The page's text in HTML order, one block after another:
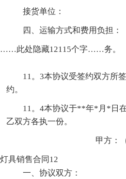
接货单位：
四、运输方式和费用负担：
……此处隐藏12115个字……务。
11。3本协议受签约双方所
约。
11。4本协议于**年*月*日
乙双方各执一份。
甲方：（
灯具销售合同12
一、协议双方：